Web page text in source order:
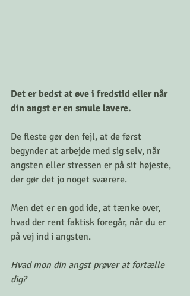
Det er bedst at øve i fredstid eller når
din angst er en smule lavere.
De fleste gør den fejl, at de først
begynder at arbejde med sig selv, når
angsten eller stressen er på sit højeste,
der gør det jo noget sværere.
Men det er en god ide, at tænke over,
hvad der rent faktisk foregår, når du er
på vej ind i angsten.
Hvad mon din angst prøver at fortælle
dig?